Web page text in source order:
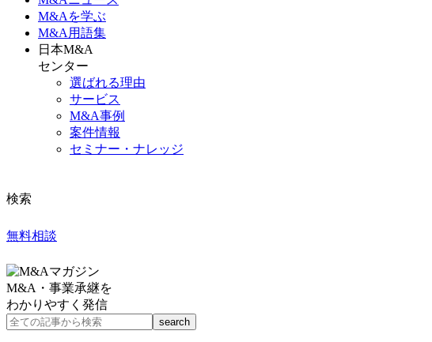
M&Aを学ぶ
M&A 用語集
日本M&A
センター
選ばれる理由
サービス
M&A事例
案件情報
セミナー・ナレッジ
検索
無料相談
M&A・事業承継を
わかりやすく発信